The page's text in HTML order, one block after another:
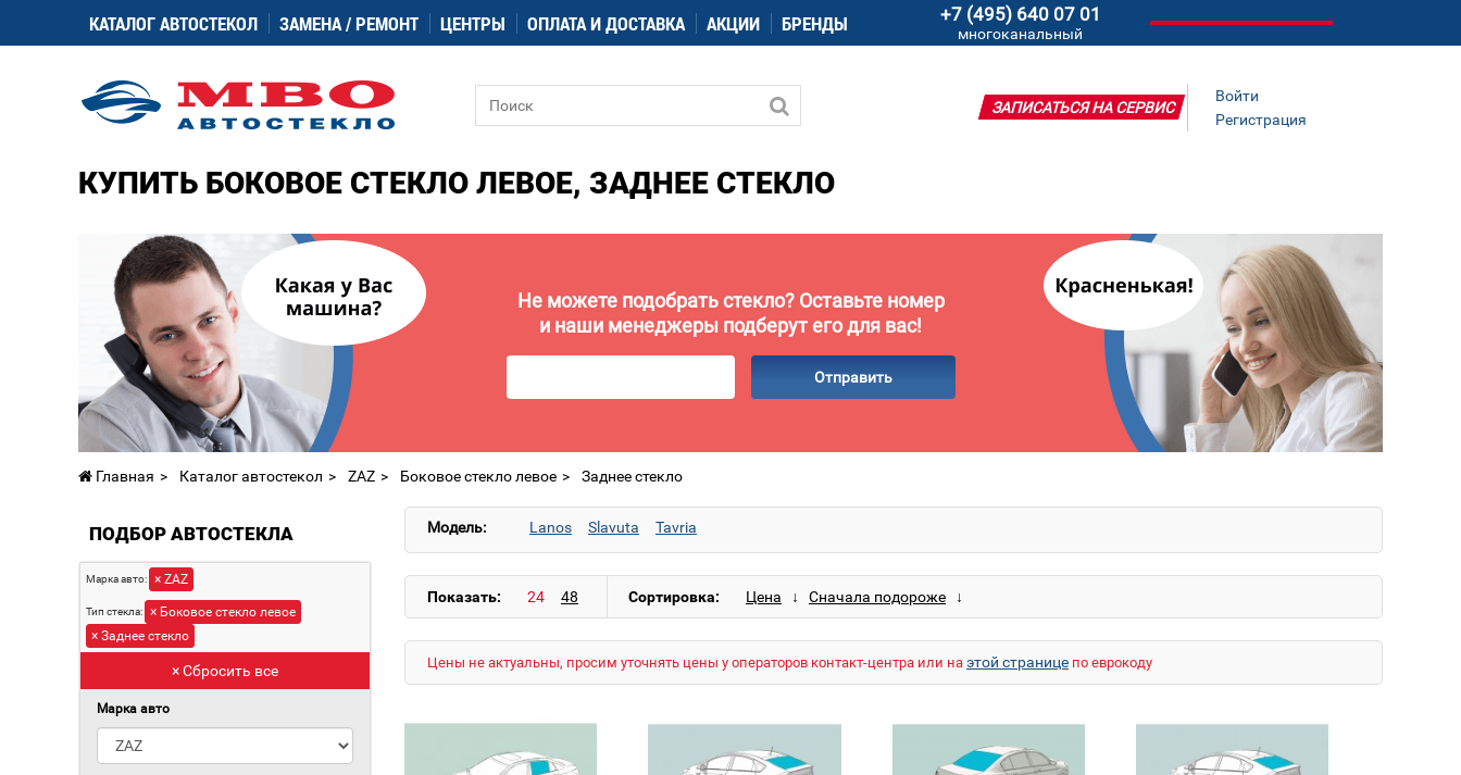
КАТАЛОГ АВТОСТЕКОЛ ЗАМЕНА / РЕМОНТ ЦЕНТРЫ ОПЛАТА И ДОСТАВКА АКЦИИ БРЕНДЫ +7 (495) 640 07 01
многоканальный
Войти
Регистрация
ЗАПИСАТЬСЯ НА СЕРВИС
КУПИТЬ БОКОВОЕ СТЕКЛО ЛЕВОЕ, ЗАДНЕЕ СТЕКЛО
Не можете подобрать стекло? Оставьте номер
и наши менеджеры подберут его для вас!
Отправить
Главная Каталог автостекол ZAZ Боковое стекло левое Заднее стекло
ПОДБОР АВТОСТЕКЛА
Марка авто: × ZAZ
Тип стекла:
× Боковое стекло левое
× Заднее стекло
× Сбросить все
Марка авто
Модель: Lanos Slavuta Tavria
Показать: Сортировка:
Цены не актуальны, просим уточнять цены у операторов контакт-центра или на этой странице по еврокоду